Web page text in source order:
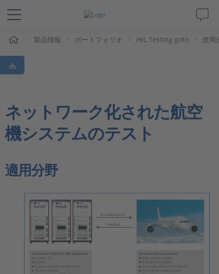
ソリューションと製品
サポート
Magazine
製品情報 ポートフォリオ HIL Testing goto 使用
ネットワーク化された航空
機システムのテスト
適用分野